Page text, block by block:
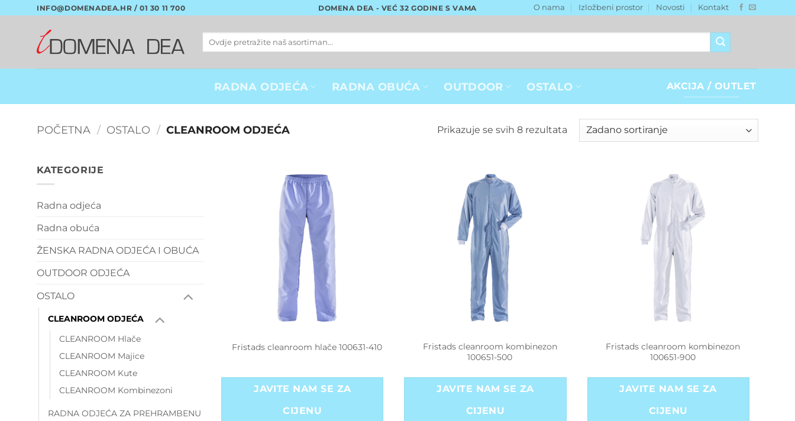
INFO@DOMENADEA.HR / 01 30 11 700 DOMENA DEA - VEĆ 32 GODINE S VAMA O nama Izložbeni prostor Novosti Kontakt
Pretraži:
RADNA ODJEĆA RADNA OBUĆA OUTDOOR OSTALO AKCIJA / OUTLET
POČETNA / OSTALO / CLEANROOM ODJEĆA Prikazuje se svih 8 rezultata
KATEGORIJE
Radna odjeća
Radna obuća
ŽENSKA RADNA ODJEĆA I OBUĆA
OUTDOOR ODJEĆA
OSTALO
CLEANROOM ODJEĆA
CLEANROOM Hlače
CLEANROOM Majice
CLEANROOM Kute
CLEANROOM Kombinezoni
RADNA ODJEĆA ZA PREHRAMBENU
Fristads cleanroom hlače 100631-410
JAVITE NAM SE ZA
CIJENU
Fristads cleanroom kombinezon
100651-500
JAVITE NAM SE ZA
CIJENU
Fristads cleanroom kombinezon
100651-900
JAVITE NAM SE ZA
CIJENU